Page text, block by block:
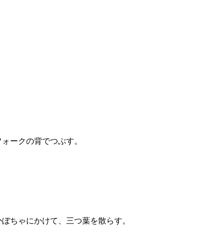
ークの背でつぶす。
ちゃにかけて、三つ葉を散らす。